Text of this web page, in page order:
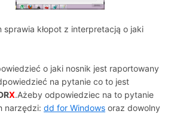
sprawia kłopot z interpretacją o jaki
o jaki nosnik jest raportowany
na pytanie co to jest
X.Ażeby odpowiedziec na to pytanie
narzędzi: dd for Windows oraz dowolny